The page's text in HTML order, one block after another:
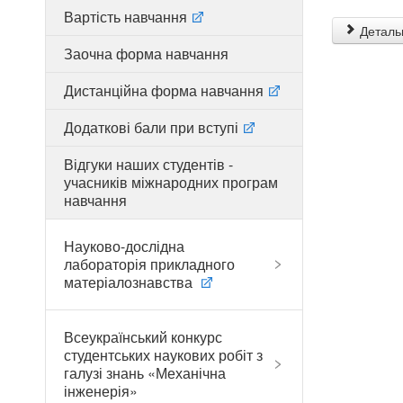
Вартість навчання
Заочна форма навчання
Дистанційна форма навчання
Додаткові бали при вступі
Відгуки наших студентів -
учасників міжнародних програм
навчання
Науково-дослідна
лабораторія прикладного
матеріалознавства
Всеукраїнський конкурс
студентських наукових робіт з
галузі знань «Механічна
інженерія»